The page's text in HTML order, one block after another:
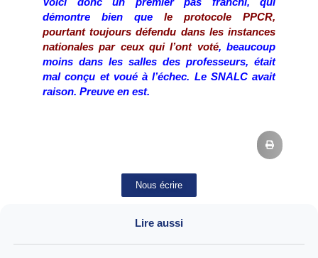
démontre bien que le protocole PPCR,
pourtant toujours défendu dans les instances
nationales par ceux qui l’ont voté, beaucoup
moins dans les salles des professeurs, était
mal conçu et voué à l’échec. Le SNALC avait
raison. Preuve en est.
Nous écrire
Lire aussi